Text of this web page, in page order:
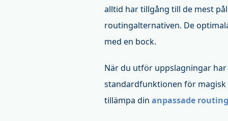
alltid har tillgång till de mest
routingalternativen. De
med en bock.
När du utför uppslagningar
standardfunktionen för
tillämpa din anpassade